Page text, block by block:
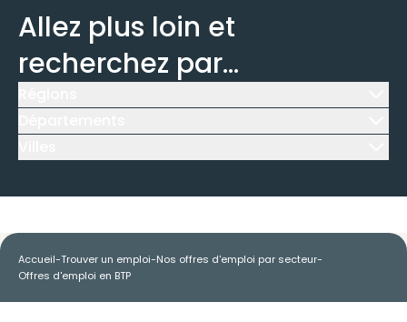
Allez plus loin et
recherchez par...
Accueil-Trouver un emploi-Nos offres d'emploi par secteur-
Offres d'emploi en BTP